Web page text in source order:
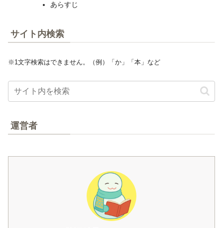
あらすじ
サイト内検索
※1文字検索はできません。（例）「か」「本」など
運営者